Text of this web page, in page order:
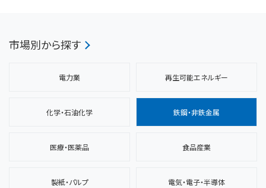
市場別から探す
電力業 再生可能エネルギー
化学・石油化学 鉄鋼・非鉄金属
医療・医薬品 食品産業
製紙・パルプ 電気・電子・半導体